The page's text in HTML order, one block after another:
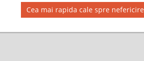
Next
Post:
Cea mai rapida cale spre nefericire